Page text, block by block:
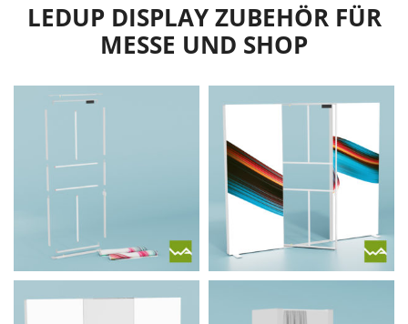
LEDUP DISPLAY ZUBEHÖR FÜR
MESSE UND SHOP